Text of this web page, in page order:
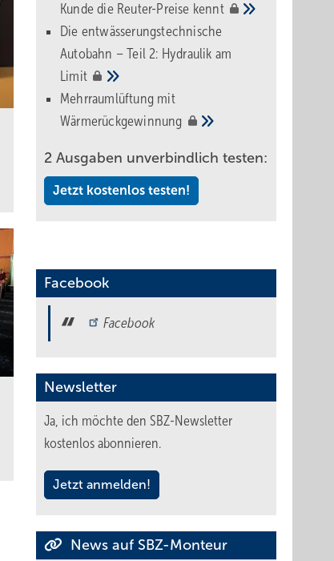
Kunde die Reuter-Preise kennt
Die entwässerungstechnische
Autobahn – Teil 2: Hydraulik am
Limit
Mehrraumlüftung mit
Wärmerückgewinnung
2 Ausgaben unverbindlich testen:
Jetzt kostenlos testen!
Facebook
Facebook
Newsletter
Ja, ich möchte den SBZ-Newsletter
kostenlos abonnieren.
Jetzt anmelden!
News auf SBZ-Monteur